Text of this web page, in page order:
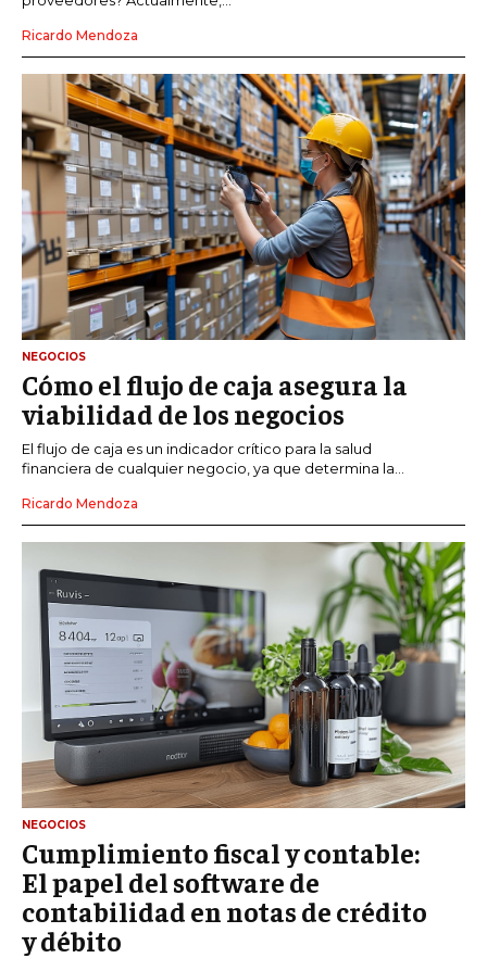
Ricardo Mendoza
NEGOCIOS
Cómo el flujo de caja asegura la
viabilidad de los negocios
El flujo de caja es un indicador crítico para la salud
financiera de cualquier negocio, ya que determina la...
Ricardo Mendoza
NEGOCIOS
Cumplimiento fiscal y contable:
El papel del software de
contabilidad en notas de crédito
y débito